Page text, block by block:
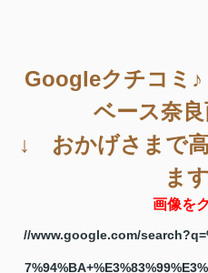
Googleクチコミ
ベース奈良
↓ おかげさまで
ま
画像を
//www.google.com/